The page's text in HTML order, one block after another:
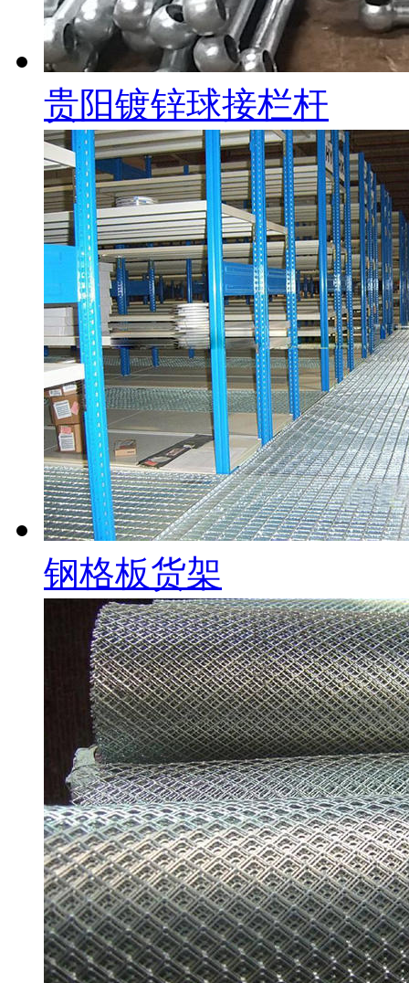
贵阳镀锌球接栏杆
钢格板货架